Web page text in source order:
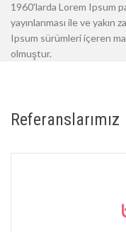
1960'larda Lorem Ipsum
yayınlanması ile ve yakın
Ipsum sürümleri içeren
olmuştur.
Referanslarımız